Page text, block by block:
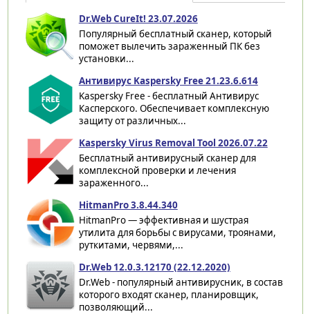
Dr.Web CureIt! 23.07.2026
Популярный бесплатный сканер, который
поможет вылечить зараженный ПК без
установки...
Антивирус Kaspersky Free 21.23.6.614
Kaspersky Free - бесплатный Антивирус
Касперского. Обеспечивает комплексную
защиту от различных...
Kaspersky Virus Removal Tool 2026.07.22
Бесплатный антивирусный сканер для
комплексной проверки и лечения
зараженного...
HitmanPro 3.8.44.340
HitmanPro — эффективная и шустрая
утилита для борьбы с вирусами, троянами,
руткитами, червями,...
Dr.Web 12.0.3.12170 (22.12.2020)
Dr.Web - популярный антивирусник, в состав
которого входят сканер, планировщик,
позволяющий...